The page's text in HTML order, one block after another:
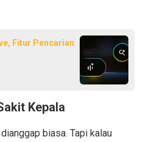
Fitur Pencarian
Kepala
biasa. Tapi kalau